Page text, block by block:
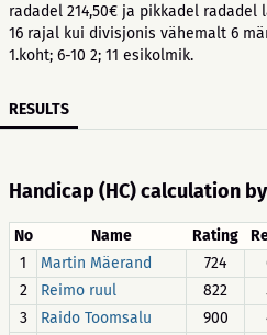
radadel 214,50€ ja pikkadel radadel
16 rajal kui divisjonis vähemalt 6
1.koht; 6-10 2; 11 esikolmik.
RESULTS
Handicap (HC) calculation
No Name Rating
1
Martin Mäerand 724
2
Reimo ruul 822
3
Raido Toomsalu 900